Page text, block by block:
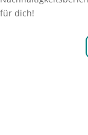
für dich!